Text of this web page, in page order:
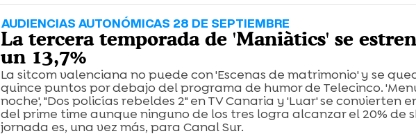
AUDIENCIAS AUTONÓMICAS 28 DE SEPTIEMBRE
La tercera temporada de 'Maniàtics' se
un 13,7%
La sitcom valenciana no puede con 'Escenas de matrimonio' y se
quince puntos por debajo del programa de humor de Telecinco.
noche', "Dos policías rebeldes 2" en TV Canaria y 'Luar' se convierten
del prime time aunque ninguno de los tres logra alcanzar el 20% de
jornada es, una vez más, para Canal Sur.